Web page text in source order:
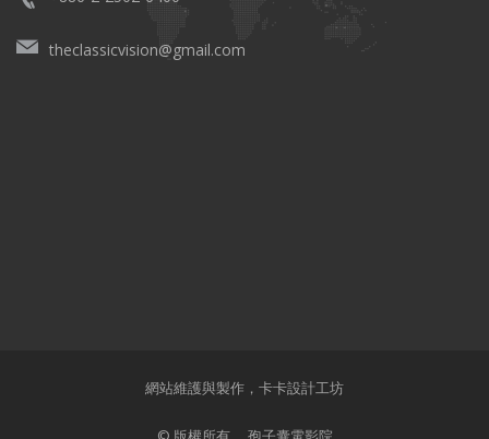
theclassicvision@gmail.com
網站維護與製作， 卡卡設計工坊